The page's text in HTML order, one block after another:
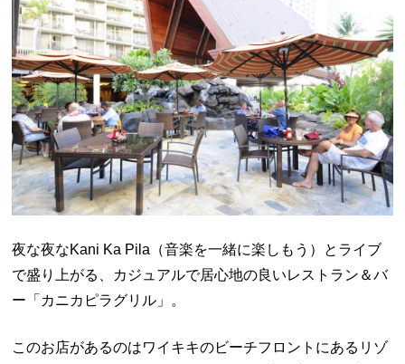
夜な夜なKani Ka Pila（音楽を一緒に楽しもう）とライブ
で盛り上がる、カジュアルで居心地の良いレストラン＆バ
ー「カニカピラグリル」。
このお店があるのはワイキキのビーチフロントにあるリゾ